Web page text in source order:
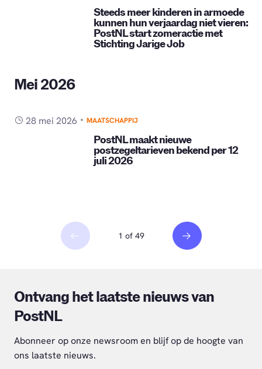
Steeds meer kinderen in armoede
kunnen hun verjaardag niet vieren:
PostNL start zomeractie met
Stichting Jarige Job
Mei 2026
28 mei 2026 MAATSCHAPPIJ
PostNL maakt nieuwe
postzegeltarieven bekend per 12
juli 2026
1 of 49
Ontvang het laatste nieuws van
PostNL
Abonneer op onze newsroom en blijf op de hoogte van
ons laatste nieuws.